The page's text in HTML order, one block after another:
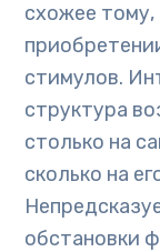
схожее
стимулов.
структура
столько на
сколько на
обстановки